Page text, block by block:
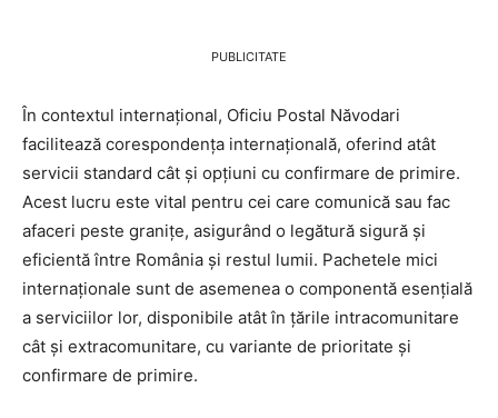
PUBLICITATE
În contextul internațional, Oficiu Postal Năvodari
facilitează corespondența internațională, oferind atât
servicii standard cât și opțiuni cu confirmare de primire.
Acest lucru este vital pentru cei care comunică sau fac
afaceri peste granițe, asigurând o legătură sigură și
eficientă între România și restul lumii. Pachetele mici
internaționale sunt de asemenea o componentă esențială
a serviciilor lor, disponibile atât în țările intracomunitare
cât și extracomunitare, cu variante de prioritate și
confirmare de primire.